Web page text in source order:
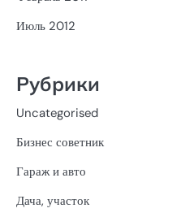
Июль 2012
Рубрики
Uncategorised
Бизнес советник
Гараж и авто
Дача, участок